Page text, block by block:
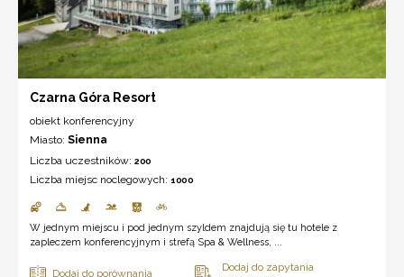
Czarna Góra Resort
obiekt konferencyjny
Miasto: Sienna
Liczba uczestników: 200
Liczba miejsc noclegowych: 1000
W jednym miejscu i pod jednym szyldem znajdują się tu hotele z
zapleczem konferencyjnym i strefą Spa & Wellness, ...